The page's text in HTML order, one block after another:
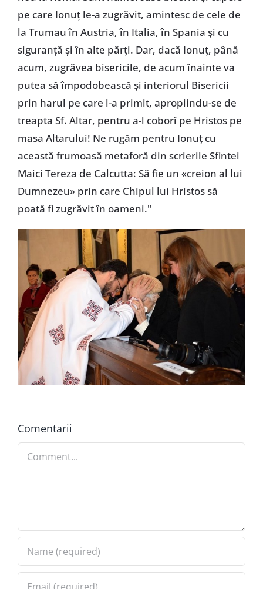
pe care Ionuț le-a zugrăvit, amintesc de cele de
la Trumau în Austria, în Italia, în Spania și cu
siguranță și în alte părți. Dar, dacă Ionuț, până
acum, zugrăvea bisericile, de acum înainte va
putea să împodobească și interiorul Bisericii
prin harul pe care l-a primit, apropiindu-se de
treapta Sf. Altar, pentru a-l coborî pe Hristos pe
masa Altarului! Ne rugăm pentru Ionuț cu
această frumoasă metaforă din scrierile Sfintei
Maici Tereza de Calcutta: Să fie un «creion al lui
Dumnezeu» prin care Chipul lui Hristos să
poată fi zugrăvit în oameni."
Comentarii
Comment